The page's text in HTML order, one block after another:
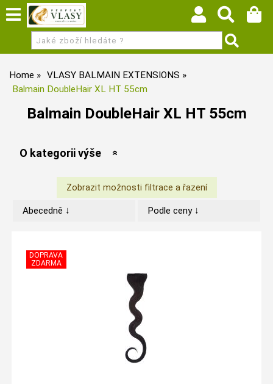
Home
VLASY BALMAIN EXTENSIONS
Balmain DoubleHair XL HT 55cm
Balmain DoubleHair XL HT 55cm
O kategorii výše
Abecedně ↓ Podle ceny ↓